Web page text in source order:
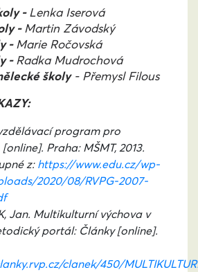
-Lenka Iserová
-Martin Závodský
-Marie Ročovská
-Radka Mudrochová
školy- Přemysl Filous
program pro
Praha: MŠMT, 2013.
z: https://www.edu.cz/wp-
2020/08/RVPG-2007-
Jan. Multikulturní výchova v
portál: Články [online].
clanek/450/